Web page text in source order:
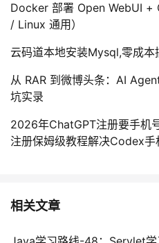
Docker 部署 Open WebUI +
/ Linux 通用）
云码道本地安装Mysql,零成本
从 RAR 到微博头条：AI
坑实录
2026年ChatGPT注册要手机
注册保姆级教程解决Codex手
相关文章